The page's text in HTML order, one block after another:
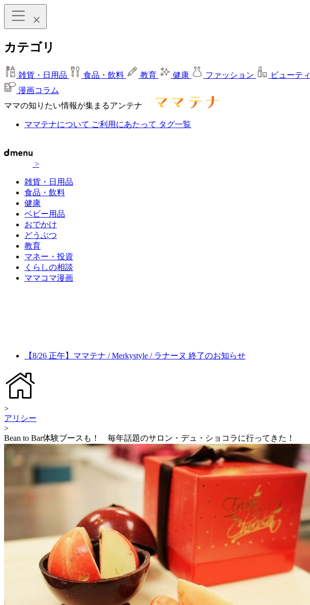
カテゴリ
雑貨・日用品 食品・飲料 教育 健康 ファッション ビューティ
漫画コラム
ママの知りたい情報が集まるアンテナ
ママテナについて ご利用にあたって タグ一覧
>
雑貨・日用品
食品・飲料
健康
ベビー用品
おでかけ
どうぶつ
教育
マネー・投資
くらしの相談
ママコマ漫画
【8/26 正午】ママテナ / Merkystyle / ラナーヌ 終了のお知らせ
>
アリシー
>
Bean to Bar体験ブースも！ 毎年話題のサロン・デュ・ショコラに行ってきた！